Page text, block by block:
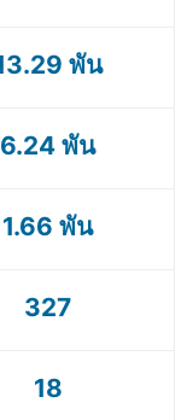
พัน
6.24 พัน
1.66 พัน
327
18